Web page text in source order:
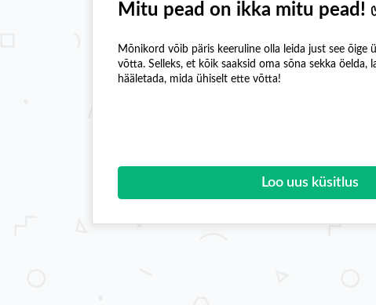
Mitu pead on ikka mitu pead!
Mõnikord võib päris keeruline olla leida just see õige
võtta. Selleks, et kõik saaksid oma sõna sekka öelda,
hääletada, mida ühiselt ette võtta!
Loo uus küsitlus